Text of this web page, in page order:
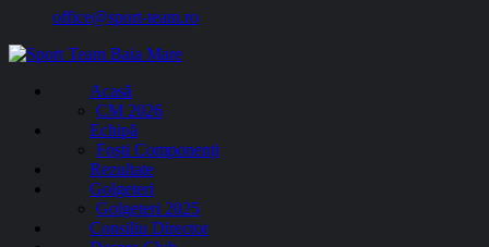
office@sport-team.ro
Acasă
CM 2026
Echipă
Foști Componenți
Rezultate
Golgeteri
Golgeteri 2025
Consiliu Director